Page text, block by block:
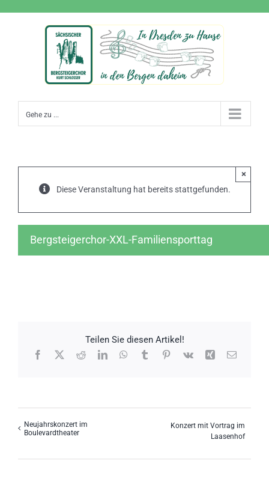
Gehe zu ...
Diese Veranstaltung hat bereits stattgefunden.
×
Bergsteigerchor-XXL-Familiensporttag
Teilen Sie diesen Artikel!
Facebook
X RedditLinkedInWhatsApp
TumblrPinterest
Vk Xing E-
Neujahrskonzert im
Boulevardtheater
Konzert mit Vortrag im
Laasenhof